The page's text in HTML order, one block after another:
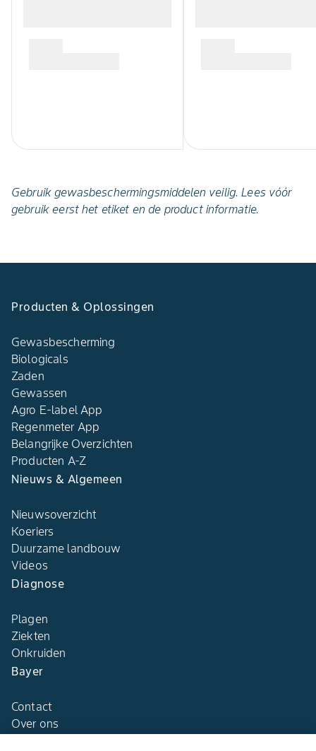
Gebruik gewasbeschermingsmiddelen veilig. Lees vóór
gebruik eerst het etiket en de product informatie.
Producten & Oplossingen
Gewasbescherming
Biologicals
Zaden
Gewassen
Agro E-label App
Regenmeter App
Belangrijke Overzichten
Producten A-Z
Nieuws & Algemeen
Nieuwsoverzicht
Koeriers
Duurzame landbouw
Videos
Diagnose
Plagen
Ziekten
Onkruiden
Bayer
Contact
Over ons